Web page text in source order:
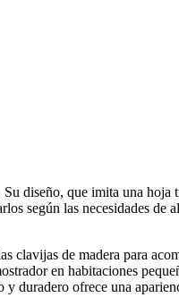
diseño, que imita una
según las necesidades
clavijas de madera para
en habitaciones
duradero ofrece una